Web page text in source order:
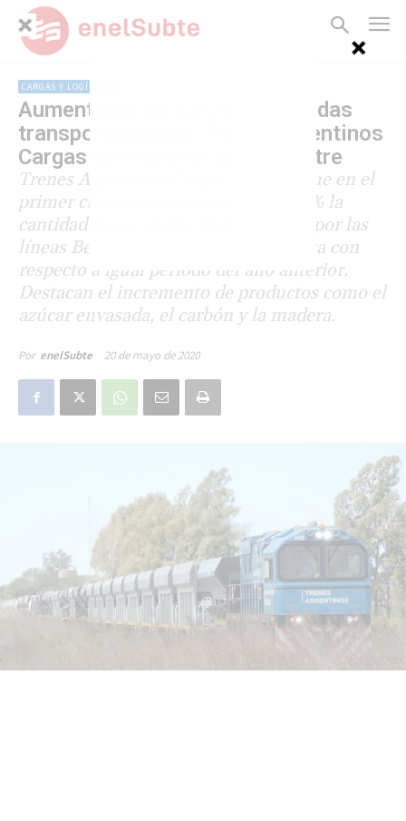
CARGAS Y LOGÍSTICA
Aumentaron un 23% las toneladas
transportadas por Trenes Argentinos
Cargas en el primer cuatrimestre
Trenes Argentinos Cargas informó que en el
primer cuatrimestre aumentó un 23% la
cantidad de toneladas transportadas por las
líneas Belgrano, San Martín y Urquiza con
respecto a igual período del año anterior.
Destacan el incremento de productos como el
azúcar envasada, el carbón y la madera.
Por enelSubte 20 de mayo de 2020